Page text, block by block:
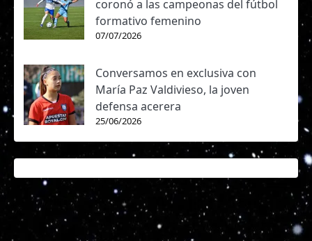
coronó a las campeonas del fútbol
formativo femenino
07/07/2026
Conversamos en exclusiva con
María Paz Valdivieso, la joven
defensa acerera
25/06/2026